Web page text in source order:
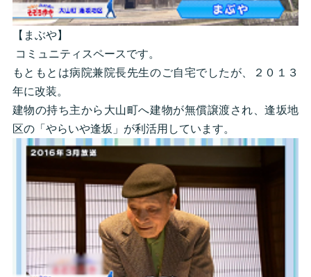
【まぶや】
コミュニティスペースです。
もともとは病院兼院長先生のご自宅でしたが、２０１３
年に改装。
建物の持ち主から大山町へ建物が無償譲渡され、逢坂地
区の「やらいや逢坂」が利活用しています。